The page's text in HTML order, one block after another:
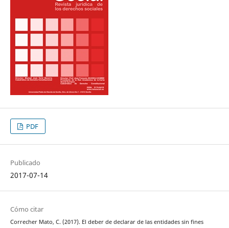
PDF
Publicado
2017-07-14
Cómo citar
Correcher Mato, C. (2017). El deber de declarar de las entidades sin fines